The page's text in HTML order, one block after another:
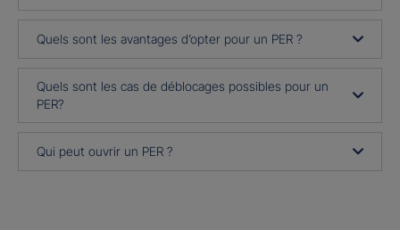
Quels sont les avantages d’opter pour un PER ?
Quels sont les cas de déblocages possibles pour un
PER?
Qui peut ouvrir un PER ?